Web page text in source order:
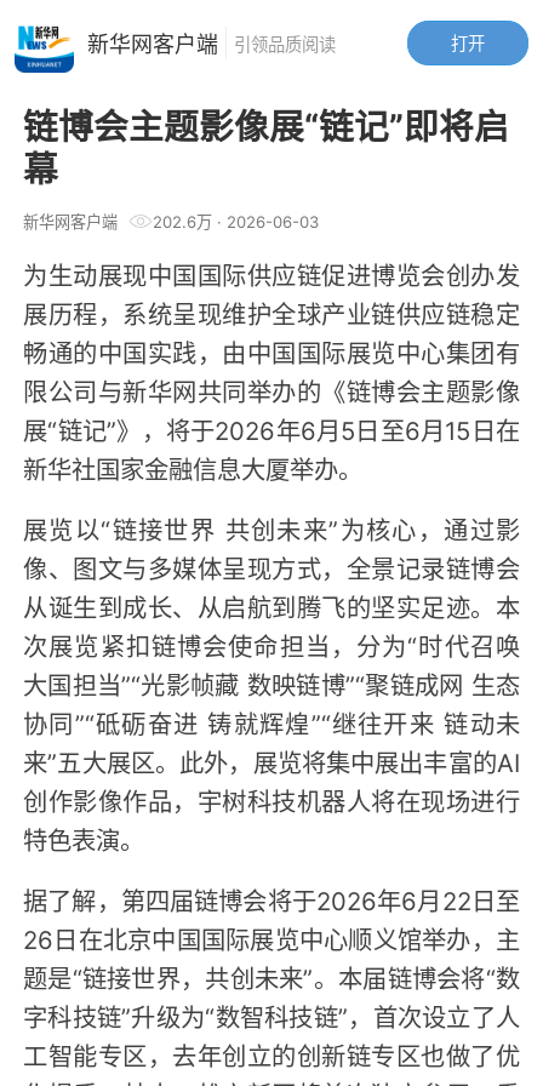
链博会主题影像展“链记”即将启
幕
新华网客户端 202.6万· 2026-06-03
为生动展现中国国际供应链促进博览会创办发
展历程，系统呈现维护全球产业链供应链稳定
畅通的中国实践，由中国国际展览中心集团有
限公司与新华网共同举办的《链博会主题影像
展“链记”》，将于2026年6月5日至6月15日在
新华社国家金融信息大厦举办。
展览以“链接世界 共创未来”为核心，通过影
像、图文与多媒体呈现方式，全景记录链博会
从诞生到成长、从启航到腾飞的坚实足迹。本
次展览紧扣链博会使命担当，分为“时代召唤
大国担当”“光影帧藏 数映链博”“聚链成网 生态
协同”“砥砺奋进 铸就辉煌”“继往开来 链动未
来”五大展区。此外，展览将集中展出丰富的AI
创作影像作品，宇树科技机器人将在现场进行
特色表演。
据了解，第四届链博会将于2026年6月22日至
26日在北京中国国际展览中心顺义馆举办，主
题是“链接世界，共创未来”。本届链博会将“数
字科技链”升级为“数智科技链”，首次设立了人
工智能专区，去年创立的创新链专区也做了优
打开
新华网客户端 引领品质阅读